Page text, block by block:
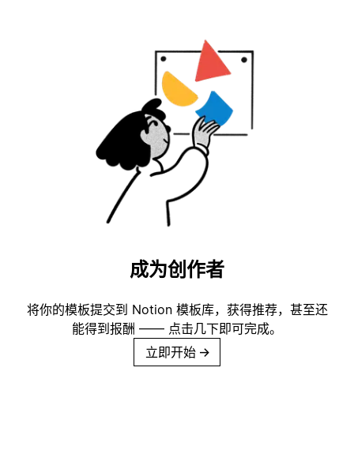
成为创作者
将你的模板提交到 Notion 模板库，获得推荐，甚至还
能得到报酬 —— 点击几下即可完成。
立即开始 →